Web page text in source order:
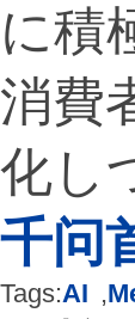
に積
消費
化し
千问
Tags:AI ,